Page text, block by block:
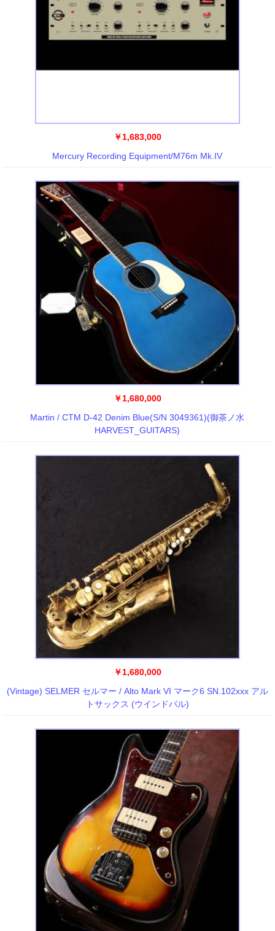
￥1,683,000
Mercury Recording Equipment/M76m Mk.IV
￥1,680,000
Martin / CTM D-42 Denim Blue(S/N 3049361)(御茶ノ水
HARVEST_GUITARS)
￥1,680,000
(Vintage) SELMER セルマー / Alto Mark VI マーク6 SN.102xxx アル
トサックス (ウインドパル)